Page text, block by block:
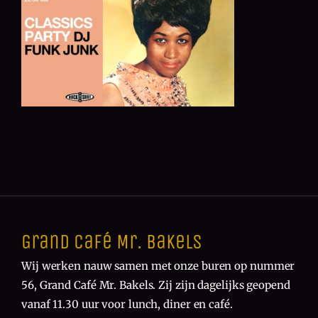
Grand Café Mr. Bakels
Wij werken nauw samen met onze buren op nummer
56, Grand Café Mr. Bakels. Zij zijn dagelijks geopend
vanaf 11.30 uur voor lunch, diner en café.